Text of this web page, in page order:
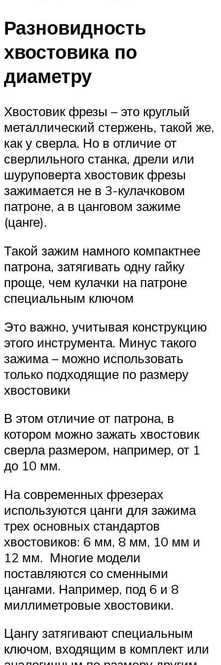
Разновидность
хвостовика по
диаметру
Хвостовик фрезы – это круглый
металлический стержень, такой же,
как у сверла. Но в отличие от
сверлильного станка, дрели или
шуруповерта хвостовик фрезы
зажимается не в 3-кулачковом
патроне, а в цанговом зажиме
(цанге).
Такой зажим намного компактнее
патрона, затягивать одну гайку
проще, чем кулачки на патроне
специальным ключом
Это важно, учитывая конструкцию
этого инструмента. Минус такого
зажима – можно использовать
только подходящие по размеру
хвостовики
В этом отличие от патрона, в
котором можно зажать хвостовик
сверла размером, например, от 1
до 10 мм.
На современных фрезерах
используются цанги для зажима
трех основных стандартов
хвостовиков: 6 мм, 8 мм, 10 мм и
12 мм. Многие модели
поставляются со сменными
цангами. Например, под 6 и 8
миллиметровые хвостовики.
Цангу затягивают специальным
ключом, входящим в комплект или